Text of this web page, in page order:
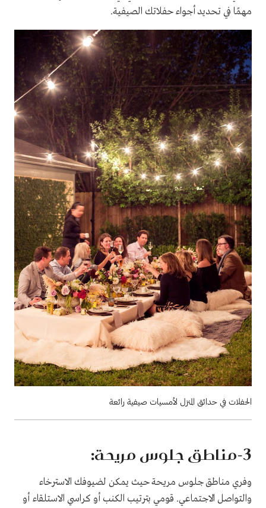
مهمًا في تحديد أجواء حفلاتك الصيفية.
الحفلات في حدائق المنزل لأمسيات صيفية رائعة
3-مناطق جلوس مريحة:
وفري مناطق جلوس مريحة حيث يمكن لضيوفك الاسترخاء
والتواصل الاجتماعي. قومي بترتيب الكنب أو كراسي الاستلقاء أو